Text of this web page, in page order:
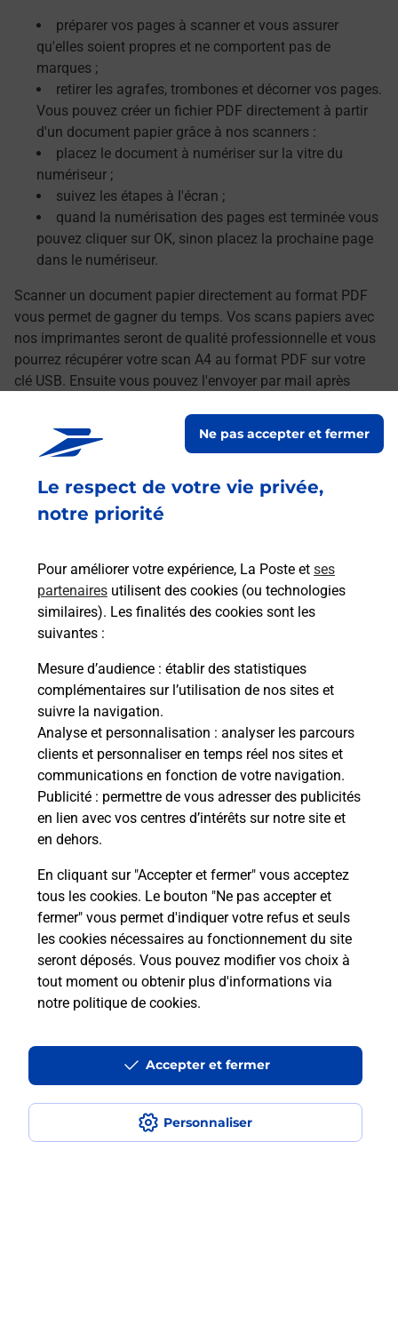
Le respect de votre vie privée,
notre priorité
Pour améliorer votre expérience, La Poste et ses
partenaires utilisent des cookies (ou technologies
similaires). Les finalités des cookies sont les
suivantes :
Mesure d’audience : établir des statistiques
complémentaires sur l’utilisation de nos sites et
suivre la navigation.
Analyse et personnalisation : analyser les parcours
clients et personnaliser en temps réel nos sites et
communications en fonction de votre navigation.
Publicité : permettre de vous adresser des publicités
en lien avec vos centres d’intérêts sur notre site et
en dehors.
En cliquant sur "Accepter et fermer" vous acceptez
tous les cookies. Le bouton "Ne pas accepter et
fermer" vous permet d'indiquer votre refus et seuls
les cookies nécessaires au fonctionnement du site
seront déposés. Vous pouvez modifier vos choix à
tout moment ou obtenir plus d'informations via
notre politique de cookies.
Personnaliser
Ne pas accepter et fermer
Accepter et fermer
préparer vos pages à scanner et vous assurer
qu'elles soient propres et ne comportent pas de
marques ;
retirer les agrafes, trombones et décorner vos pages.
Vous pouvez créer un fichier PDF directement à partir
d'un document papier grâce à nos scanners :
placez le document à numériser sur la vitre du
numériseur ;
suivez les étapes à l'écran ;
quand la numérisation des pages est terminée vous
pouvez cliquer sur OK, sinon placez la prochaine page
dans le numériseur.
Scanner un document papier directement au format PDF
vous permet de gagner du temps. Vos scans papiers avec
nos imprimantes seront de qualité professionnelle et vous
pourrez récupérer votre scan A4 au format PDF sur votre
clé USB. Ensuite vous pouvez l'envoyer par mail après
Le lien s'ouvre dans un nouvel onglet
Services
En savoir plus
Envoyer un colis
CONFLUENCE (69002) ? Découvrez toutes les
solutions proposées par La Poste.
En savoir plus
Quel est le prix d’une numérisation ?